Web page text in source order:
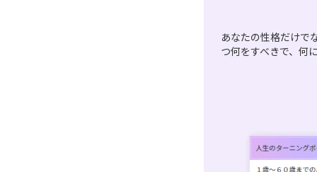
あなたの性格だけで
つ何をすべきで、何